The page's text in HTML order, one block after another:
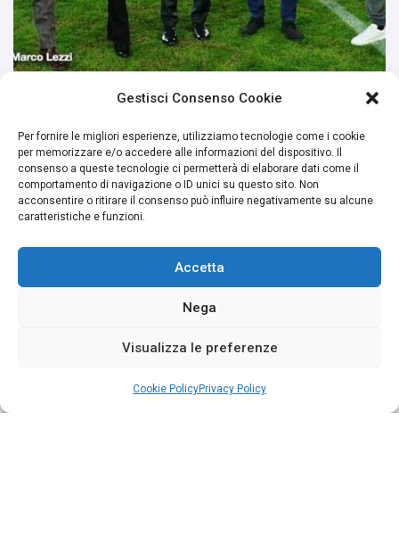
Gestisci Consenso Cookie
Per fornire le migliori esperienze, utilizziamo tecnologie come i cookie
per memorizzare e/o accedere alle informazioni del dispositivo. Il
consenso a queste tecnologie ci permetterà di elaborare dati come il
comportamento di navigazione o ID unici su questo sito. Non
acconsentire o ritirare il consenso può influire negativamente su alcune
caratteristiche e funzioni.
Accetta
Nega
Visualizza le preferenze
Cookie PolicyPrivacy Policy